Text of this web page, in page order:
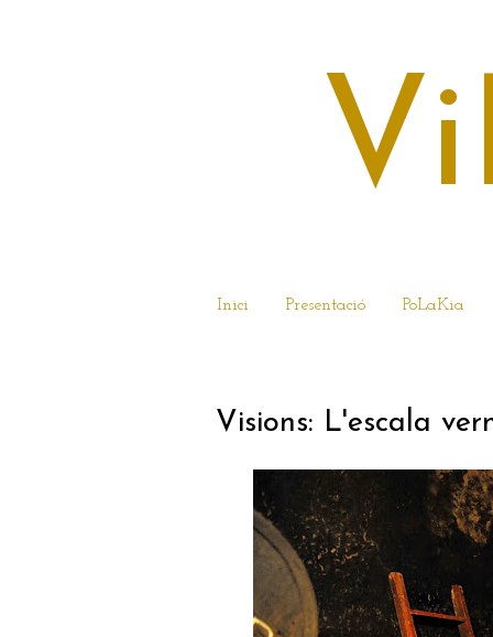
Inici Presentació PoLaKia
Visions: L'escala